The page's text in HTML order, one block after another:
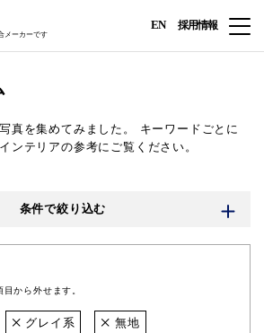
メーカーです
EN 採用情報
真を集めてみました。
キーワードごとに
ンテリアの参考にご覧ください。
条件で絞り込む
から外せます。
グレイ系 無地